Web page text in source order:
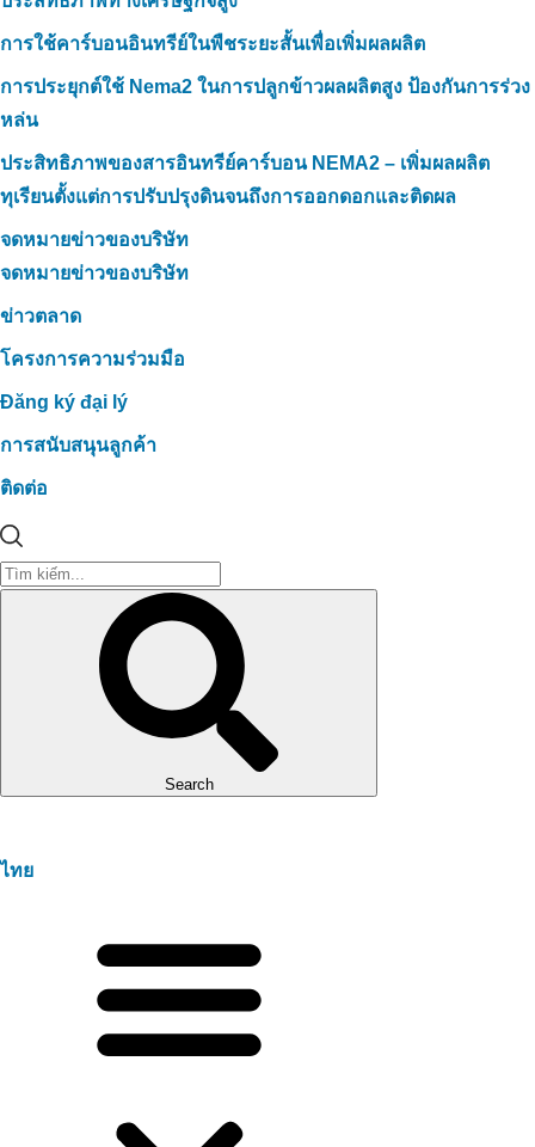
การใช้คาร์บอนอินทรีย์ในพืชระยะสั้นเพื่อเพิ่มผลผลิต
การประยุกต์ใช้ Nema2 ในการปลูกข้าวผลผลิตสูง ป้องกันการร่วง
หล่น
ประสิทธิภาพของสารอินทรีย์คาร์บอน NEMA2 – เพิ่มผลผลิต
ทุเรียนตั้งแต่การปรับปรุงดินจนถึงการออกดอกและติดผล
จดหมายข่าวของบริษัท
จดหมายข่าวของบริษัท
ข่าวตลาด
โครงการความร่วมมือ
Đăng ký đại lý
การสนับสนุนลูกค้า
ติดต่อ
Search
ไทย